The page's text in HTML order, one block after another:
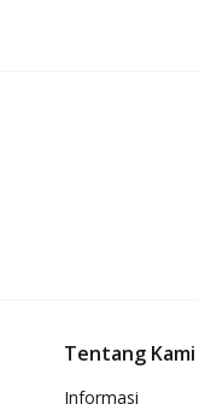
Tentang Kami
Informasi